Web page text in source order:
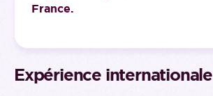
France.
Expérience internationale